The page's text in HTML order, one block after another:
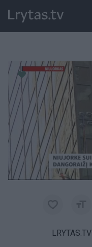
Paremkite Ukrainą
LRYTAS.TV